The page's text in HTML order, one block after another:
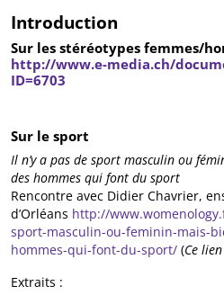
Introduction
Sur les stéréotypes femmes/
http://www.e-media.ch/
ID=6703
Sur le sport
Il n’y a pas de sport masculin ou
des hommes qui font du sport
Rencontre avec Didier Chavrier,
d’Orléans http://
sport-masculin-ou-feminin-mais-
hommes-qui-font-du-sport/ (Ce
Extraits :